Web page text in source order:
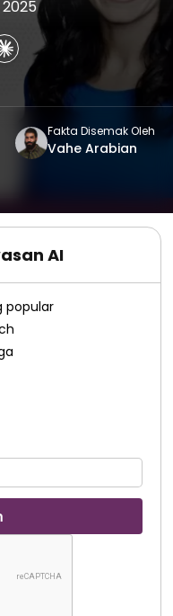
Fakta Disemak Oleh
Vahe Arabian
AI
popular